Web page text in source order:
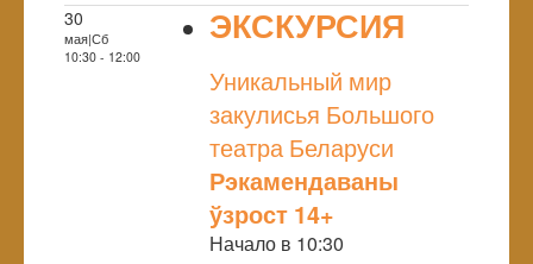
30
мая|Сб
10:30 - 12:00
ЭКСКУРСИЯ
Уникальный мир
закулисья Большого
театра Беларуси
Рэкамендаваны
ўзрост 14+
Начало в 10:30